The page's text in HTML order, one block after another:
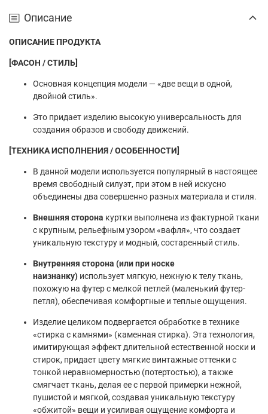
Описание
ОПИСАНИЕ ПРОДУКТА
[ФАСОН / СТИЛЬ]
Основная концепция модели — «две вещи в одной,
двойной стиль».
Это придает изделию высокую универсальность для
создания образов и свободу движений.
[ТЕХНИКА ИСПОЛНЕНИЯ / ОСОБЕННОСТИ]
В данной модели используется популярный в настоящее
время свободный силуэт, при этом в ней искусно
объединены два совершенно разных материала и стиля.
Внешняя сторона куртки выполнена из фактурной ткани
с крупным, рельефным узором «вафля», что создает
уникальную текстуру и модный, состаренный стиль.
Внутренняя сторона (или при носке
наизнанку) использует мягкую, нежную к телу ткань,
похожую на футер с мелкой петлей (маленький футер-
петля), обеспечивая комфортные и теплые ощущения.
Изделие целиком подвергается обработке в технике
«стирка с камнями» (каменная стирка). Эта технология,
имитирующая эффект длительной естественной носки и
стирок, придает цвету мягкие винтажные оттенки с
тонкой неравномерностью (потертостью), а также
смягчает ткань, делая ее с первой примерки нежной,
пушистой и мягкой, создавая уникальную текстуру
«обжитой» вещи и усиливая ощущение комфорта и